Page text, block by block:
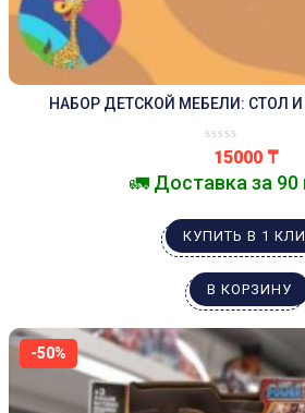
НАБОР ДЕТСКОЙ МЕБЕЛИ: СТОЛ
15000 ₸
🚛 Доставка за 90
КУПИТЬ В 1
В КОРЗИНУ
-50%